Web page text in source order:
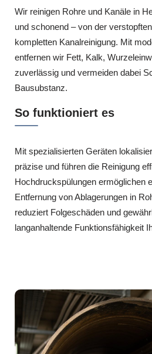
Wir reinigen Rohre und Kanäle in
und schonend – von der
kompletten Kanalreinigung. Mit
entfernen wir Fett, Kalk,
zuverlässig und vermeiden dabei
Bausubstanz.
So funktioniert es
Mit spezialisierten Geräten
präzise und führen die Reinigung
Hochdruckspülungen ermöglichen
Entfernung von Ablagerungen in
reduziert Folgeschäden und
langanhaltende Funktionsfähigkeit